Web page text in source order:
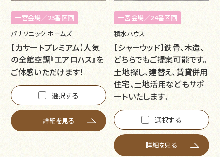
一宮会場／23番区画
パナソニック ホームズ
【カサートプレミアム】人気
の全館空調『エアロハス』を
ご体感いただけます！
選択する
詳細を見る
一宮会場／24番区画
積水ハウス
【シャーウッド】鉄骨、木造、
どちらでもご提案可能です。
土地探し、建替え、賃貸併用
住宅、土地活用などもサポ
ートいたします。
選択する
詳細を見る